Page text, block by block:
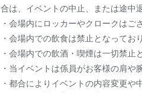
合は、イベントの中止、または途中
・会場内にロッカーやクロークはご
・会場内での飲食は禁止となってお
・会場内での飲酒・喫煙は一切禁
・当イベントは係員がお客様の肩や
・都合によりイベントの内容変更や